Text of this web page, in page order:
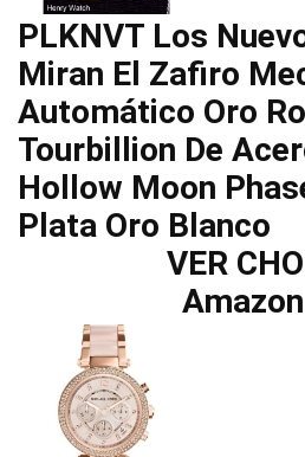
PLKNVT Los
Miran El Zafiro
Automático Oro
Tourbillion De
Hollow Moon
Plata Oro Blanco
VER